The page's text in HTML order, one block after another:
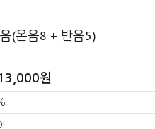
(온음8 + 반음5)
원